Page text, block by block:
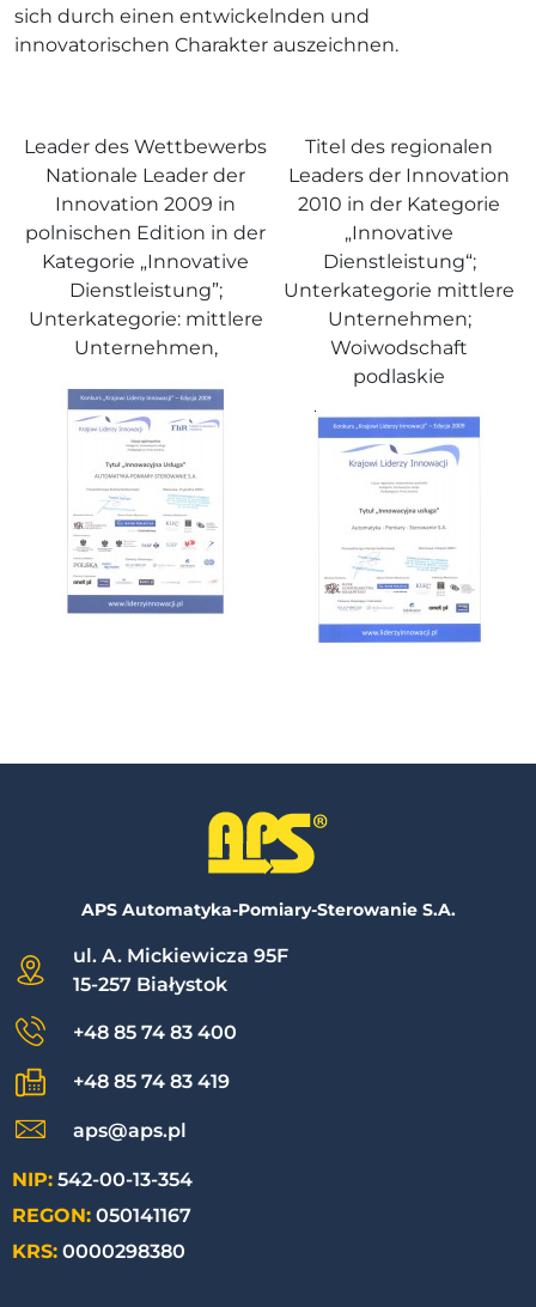
sich durch einen entwickelnden und
innovatorischen Charakter auszeichnen.
Leader des Wettbewerbs
Nationale Leader der
Innovation 2009 in
polnischen Edition in der
Kategorie „Innovative
Dienstleistung”;
Unterkategorie: mittlere
Unternehmen,
Titel des regionalen
Leaders der Innovation
2010 in der Kategorie
„Innovative
Dienstleistung“;
Unterkategorie mittlere
Unternehmen;
Woiwodschaft
podlaskie
APS Automatyka-Pomiary-Sterowanie S.A.
ul. A. Mickiewicza 95F
15-257 Białystok
+48 85 74 83 400
+48 85 74 83 419
aps@aps.pl
NIP: 542-00-13-354
REGON: 050141167
KRS: 0000298380